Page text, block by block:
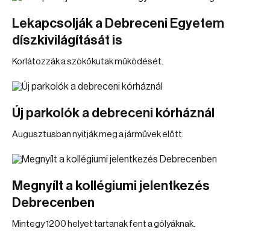
Lekapcsolják a Debreceni Egyetem
díszkivilágítását is
Korlátozzák a szökőkutak működését.
Új parkolók a debreceni kórháznál
Augusztusban nyitják meg a járművek előtt.
Megnyílt a kollégiumi jelentkezés
Debrecenben
Mintegy 1200 helyet tartanak fent a gólyáknak.